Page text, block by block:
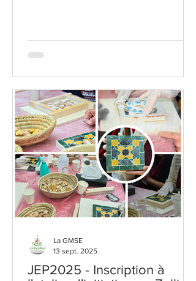
JEP2025 - Inscription à
La GMSE
13 sept. 2025